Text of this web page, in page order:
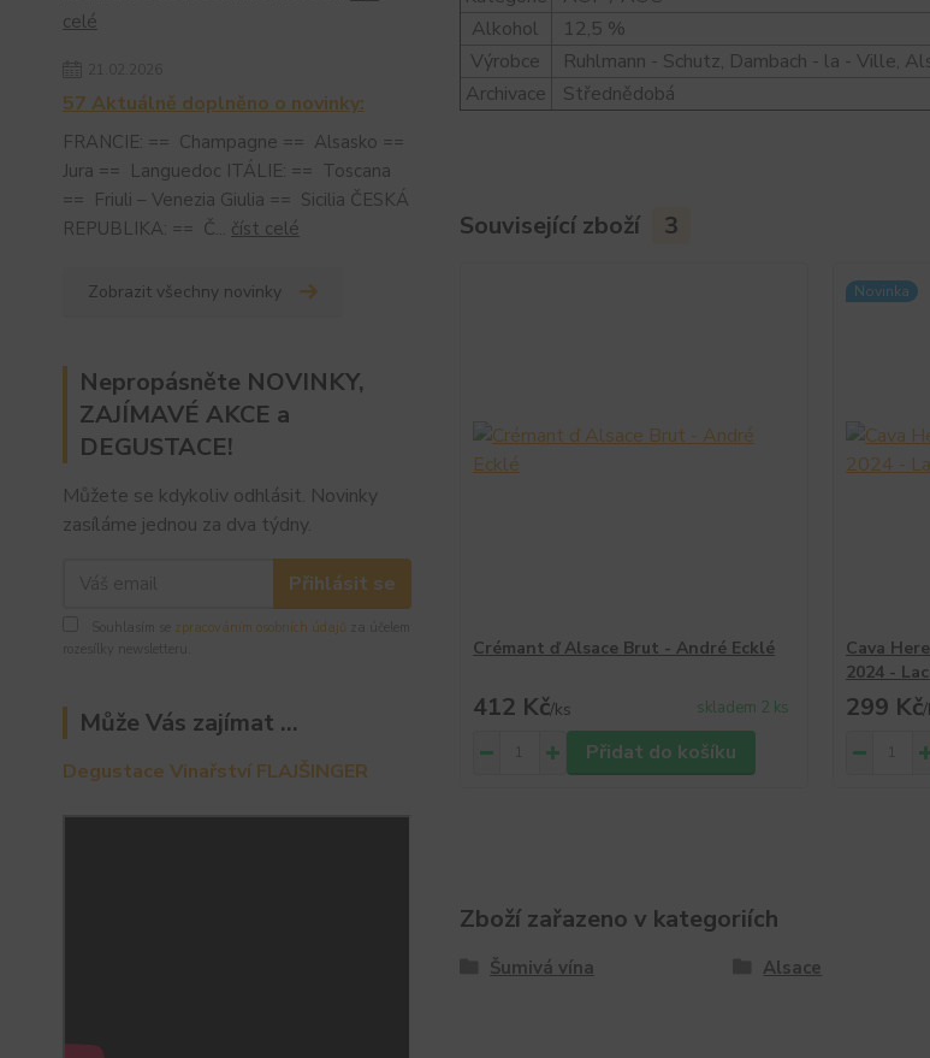
celé
57 Aktuálně doplněno o novinky:
FRANCIE: == Champagne == Alsasko ==
Jura == Languedoc ITÁLIE: == Toscana
== Friuli – Venezia Giulia == Sicilia ČESKÁ
REPUBLIKA: == Č... číst celé
Zobrazit všechny novinky
Nepropásněte NOVINKY,
ZAJÍMAVÉ AKCE a
DEGUSTACE!
Můžete se kdykoliv odhlásit. Novinky
zasíláme jednou za dva týdny.
Přihlásit se
zpracováním osobních údajů
Může Vás zajímat ...
Degustace Vinařství FLAJŠINGER
Alkohol
12,5 %
Výrobce
Ruhlmann - Schutz, Dambach - la - Ville,
Archivace
Střednědobá
Související zboží 3
Crémant ď Alsace Brut - André Ecklé
412 Kč/ks skladem 2 ks
Přidat do košíku
Novinka
Cava
2024 -
299 Kč/
Zboží zařazeno v kategoriích
Šumivá vína Alsace